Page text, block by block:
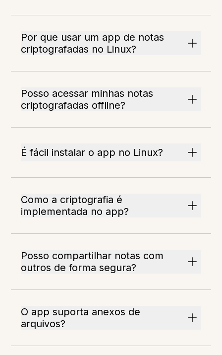
Por que usar um app de notas
criptografadas no Linux?
Posso acessar minhas notas
criptografadas offline?
É fácil instalar o app no Linux?
Como a criptografia é
implementada no app?
Posso compartilhar notas com
outros de forma segura?
O app suporta anexos de
arquivos?